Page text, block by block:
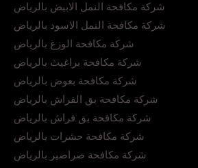
شركة مكافحة النمل الابيض بالرياض
شركة مكافحة النمل الاسود بالرياض
شركة مكافحة الوزغ بالرياض
شركة مكافحة براغيث بالرياض
شركة مكافحة بعوض بالرياض
شركة مكافحة بق الفراش بالرياض
شركة مكافحة بق فراش بالرياض
شركة مكافحة حشرات بالرياض
شركة مكافحة صراصير بالرياض